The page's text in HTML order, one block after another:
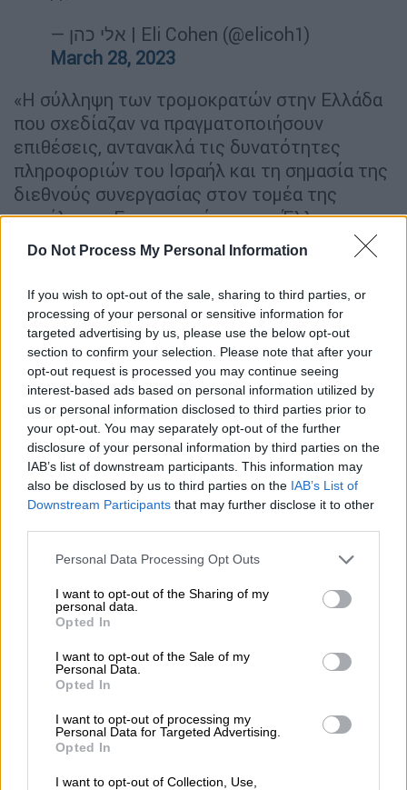
Do Not Process My Personal Information
If you wish to opt-out of the sale, sharing to third parties, or
processing of your personal or sensitive information for
targeted advertising by us, please use the below opt-out
section to confirm your selection. Please note that after your
opt-out request is processed you may continue seeing
interest-based ads based on personal information utilized by
us or personal information disclosed to third parties prior to
your opt-out. You may separately opt-out of the further
disclosure of your personal information by third parties on the
IAB’s list of downstream participants. This information may
also be disclosed by us to third parties on the IAB’s List of
Downstream Participants that may further disclose it to other
Please note that this website/app uses one or more Google
not limited to your visit or usage behaviour. You may click to
grant or deny consent to Google and its third-party tags to
use your data for below specified purposes in below Google
consent section.
Personal Data Processing Opt Outs
I want to opt-out of the Sharing of my
personal data.
Opted In
I want to opt-out of the Sale of my
Personal Data.
Opted In
I want to opt-out of processing my
Personal Data for Targeted Advertising.
Opted In
I want to opt-out of Collection, Use,
— אלי כהן | Eli Cohen (@elicoh1)
March 28, 2023
«Η σύλληψη των τρομοκρατών στην Ελλάδα
που σχεδίαζαν να πραγματοποιήσουν
επιθέσεις, αντανακλά τις δυνατότητες
πληροφοριών του Ισραήλ και τη σημασία της
διεθνούς συνεργασίας στον τομέα της
ασφάλειας. Ευχαριστούμε τους Έλληνες
φίλους μας για την ταχεία δράση τους»
υπογράμμισε ο υπουργός Άμυνας, Γιόαβ
Γκάλαντ.
The apprehension of the terrorists in
Greece who were planning to carry
out attacks, reflects Israel’s
intelligence capabilities and the
importance of international security
cooperation. Thank you to our Greek
friends for their swift action.
— יואב גלנט - Yoav Gallant
(@yoavgallant)March 28, 2023
συλληφθέντες